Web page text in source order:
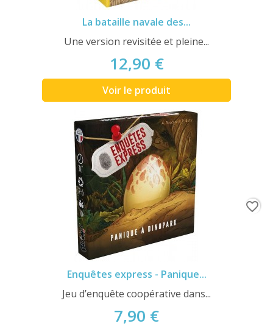
La bataille navale des...
Une version revisitée et pleine...
12,90 €
Voir le produit
Enquêtes express - Panique...
Jeu d’enquête coopérative dans...
7,90 €
favorite_border